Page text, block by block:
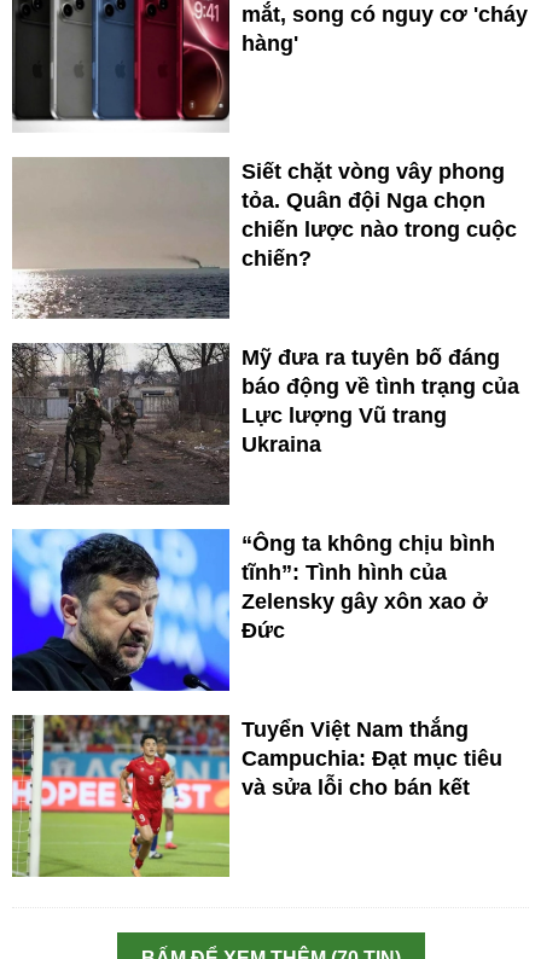
mắt, song có nguy cơ 'cháy
hàng'
Siết chặt vòng vây phong
tỏa. Quân đội Nga chọn
chiến lược nào trong cuộc
chiến?
Mỹ đưa ra tuyên bố đáng
báo động về tình trạng của
Lực lượng Vũ trang
Ukraina
“Ông ta không chịu bình
tĩnh”: Tình hình của
Zelensky gây xôn xao ở
Đức
Tuyển Việt Nam thắng
Campuchia: Đạt mục tiêu
và sửa lỗi cho bán kết